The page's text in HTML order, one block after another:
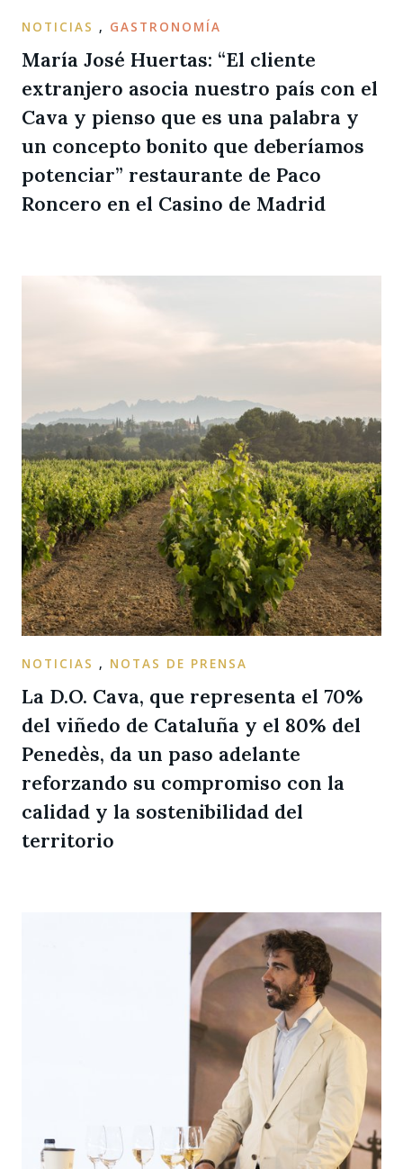
NOTICIAS , GASTRONOMÍA
María José Huertas: “El cliente
extranjero asocia nuestro país con el
Cava y pienso que es una palabra y
un concepto bonito que deberíamos
potenciar” restaurante de Paco
Roncero en el Casino de Madrid
NOTICIAS , NOTAS DE PRENSA
La D.O. Cava, que representa el 70%
del viñedo de Cataluña y el 80% del
Penedès, da un paso adelante
reforzando su compromiso con la
calidad y la sostenibilidad del
territorio